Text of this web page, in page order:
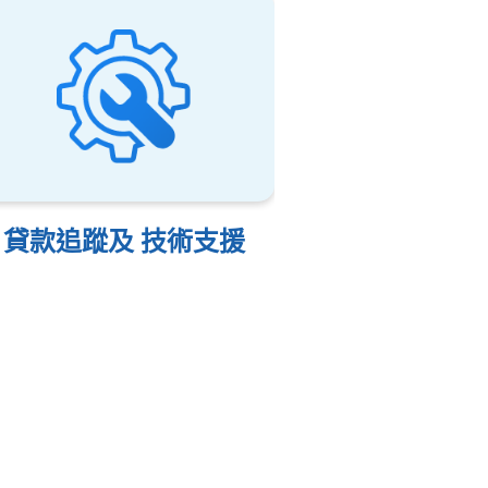
貸款追蹤及 技術支援